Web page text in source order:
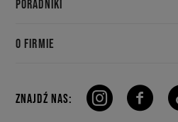
PORADNIKI
O FIRMIE
ZNAJDŹ NAS: